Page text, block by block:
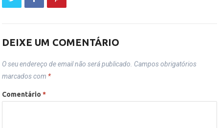
DEIXE UM COMENTÁRIO
O seu endereço de email não será publicado. Campos obrigatórios
marcados com *
Comentário*